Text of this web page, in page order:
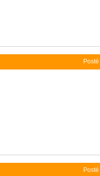
Posté
Posté